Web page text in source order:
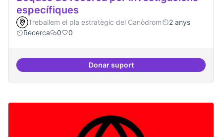
específiques
Treballem el pla estratègic del Canòdrom
2 anys
Recerca
0 0
Donar suportBeques de recerca per